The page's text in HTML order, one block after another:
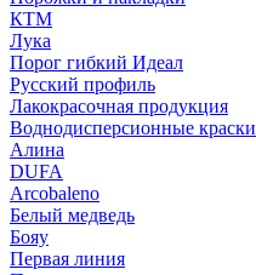
КТМ
Лука
Порог гибкий Идеал
Русский профиль
Лакокрасочная продукция
Воднодисперсионные краски
Алина
DUFA
Arcobaleno
Белый медведь
Бояу
Первая линия